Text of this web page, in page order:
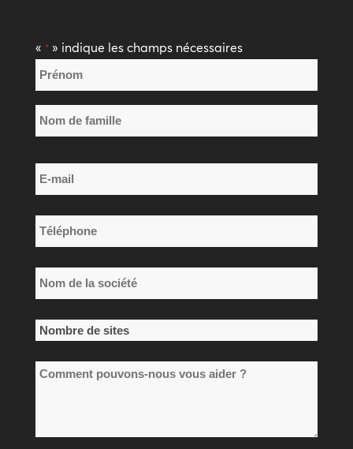
« *» indique les champs nécessaires
Nom
*
Prénom
de
E-
mail
*
Téléphone
*
Nom
de
la
société
*
Nombre
sites
Comment
vous